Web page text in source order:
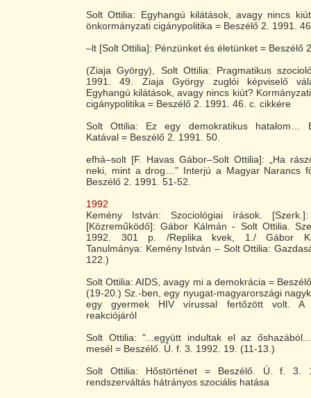
Solt Ottilia: Egyhangú kilátások, avagy nincs
önkormányzati cigánypolitika = Beszélő 2. 1991.
–lt [Solt Ottilia]: Pénzünket és életünket = Beszélő
(Ziaja György), Solt Ottilia: Pragmatikus
1991. 49. Ziaja György zuglói képviselő
Egyhangú kilátások, avagy nincs kiút?
cigánypolitika = Beszélő 2. 1991. 46. c. cikkére
Solt Ottilia: Ez egy demokratikus hatalom…
Katával = Beszélő 2. 1991. 50.
efhá–solt [F. Havas Gábor–Solt Ottilia]: „Ha
neki, mint a drog…” Interjú a Magyar Narancs
Beszélő 2. 1991. 51-52.
1992
Kemény István: Szociológiai írások.
[Közreműködő]: Gábor Kálmán - Solt Ottilia.
1992. 301 p. /Replika kvek, 1./ Gábor
Tanulmánya: Kemény István – Solt Ottilia:
122.)
Solt Ottilia: AIDS, avagy mi a demokrácia =
(19-20.) Sz.-ben, egy nyugat-magyarországi
egy gyermek HIV vírussal fertőzött volt. A
reakciójáról
Solt Ottilia: "...együtt indultak el az
mesél = Beszélő. Ú. f. 3. 1992. 19. (11-13.)
Solt Ottilia: Hőstörténet = Beszélő. Ú. f. 3.
rendszerváltás hátrányos szociális hatása